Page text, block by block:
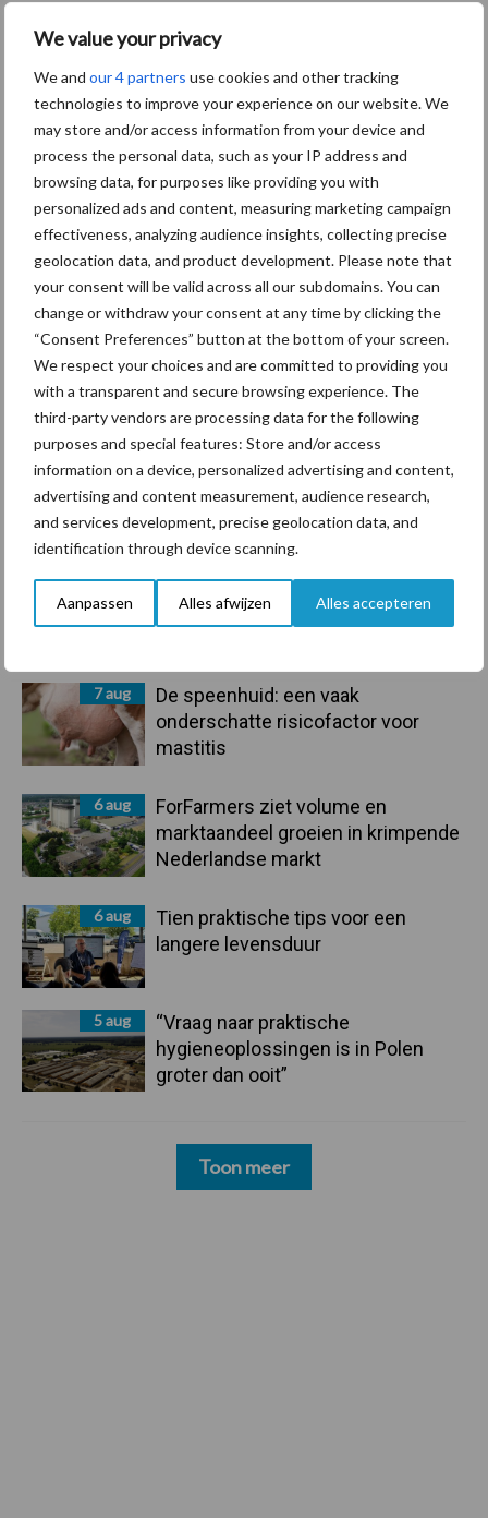
We value your privacy
We and our 4 partners use cookies and other tracking
technologies to improve your experience on our website. We
may store and/or access information from your device and
process the personal data, such as your IP address and
browsing data, for purposes like providing you with
personalized ads and content, measuring marketing campaign
effectiveness, analyzing audience insights, collecting precise
geolocation data, and product development. Please note that
your consent will be valid across all our subdomains. You can
change or withdraw your consent at any time by clicking the
“Consent Preferences” button at the bottom of your screen.
We respect your choices and are committed to providing you
with a transparent and secure browsing experience. The
third-party vendors are processing data for the following
purposes and special features: Store and/or access
information on a device, personalized advertising and content,
advertising and content measurement, audience research,
and services development, precise geolocation data, and
identification through device scanning.
Aanpassen Alles afwijzen Alles accepteren
Primaire
Sidebar
Recent nieuws Partner nieuws
7 aug
Grondstoffenmarkt blijft grillig:
droogte en geopolitiek houden
7 aug
De speenhuid: een vaak
onderschatte risicofactor voor
mastitis
6 aug
ForFarmers ziet volume en
marktaandeel groeien in krimpende
Nederlandse markt
6 aug
Tien praktische tips voor een
langere levensduur
5 aug
“Vraag naar praktische
hygieneoplossingen is in Polen
groter dan ooit”
Toon meer
Themapagina's
Diergezondheid Bemesting Fokkerij
Bedrijfsnieuws
Ligbox &
Voerhekken
Toon meer